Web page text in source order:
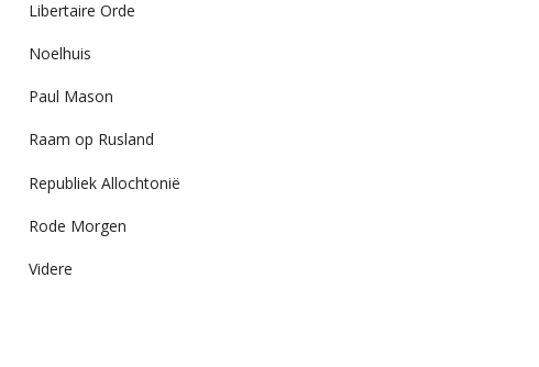
Libertaire Orde
Noelhuis
Paul Mason
Raam op Rusland
Republiek Allochtonië
Rode Morgen
Videre